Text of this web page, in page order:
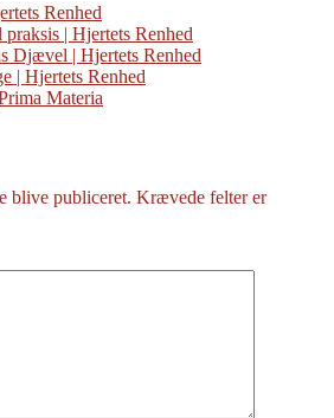
Renhed
praksis | Hjertets Renhed
Djævel | Hjertets Renhed
| Hjertets Renhed
Materia
blive publiceret. Krævede felter er